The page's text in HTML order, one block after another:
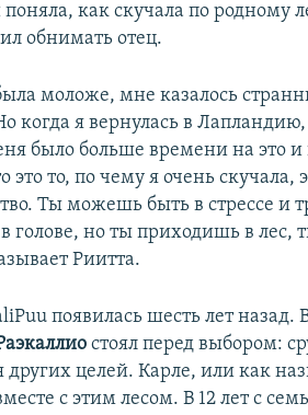
как скучала по родному
обнимать отец.
моложе, мне казалось
когда я вернулась в Лапландию,
было больше времени на это
это то, по чему я очень скучала,
Ты можешь быть в стрессе и
голове, но ты приходишь в лес,
Риитта.
появилась шесть лет назад.
стоял перед выбором:
других целей. Карле, или как
с этим лесом. В 12 лет с